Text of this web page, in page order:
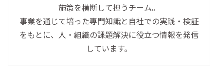
施策を横断して担うチーム。
事業を通じて培った専門知識と自社での実践・検証
をもとに、人・組織の課題解決に役立つ情報を発信
しています。